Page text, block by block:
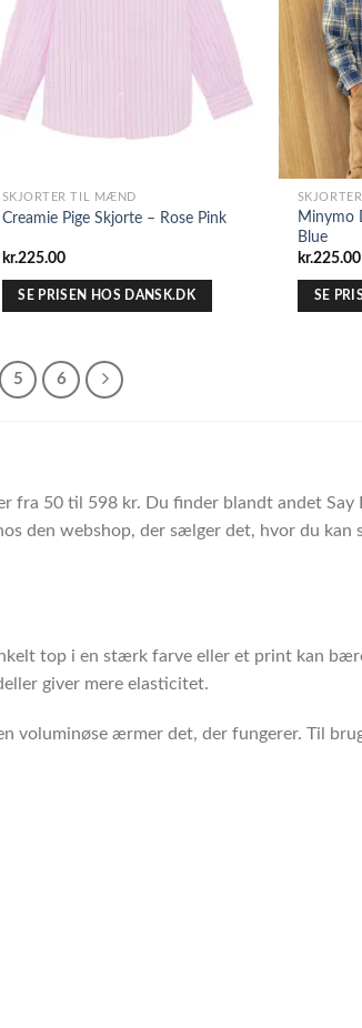
SKJORTER TIL MÆND
Creamie Pige Skjorte – Rose Pink
kr.225.00
SE PRISEN HOS DANSK.DK
Minymo
Blue
kr.225.00
SE
5 6
fra 50 til 598 kr. Du finder blandt andet Say
den webshop, der sælger det, hvor du kan
top i en stærk farve eller et print kan
giver mere elasticitet.
voluminøse ærmer det, der fungerer. Til